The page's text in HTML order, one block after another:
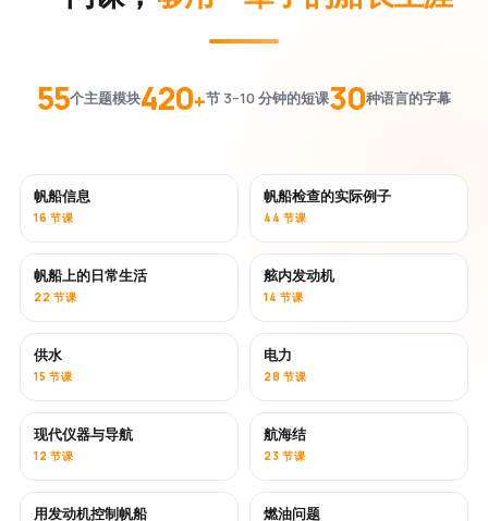
55个主题模块420+节 3–10 分钟的短课30种语言的字幕
帆船信息
16 节课
帆船检查的实际例子
44 节课
帆船上的日常生活
22 节课
舷内发动机
14 节课
供水
15 节课
电力
28 节课
现代仪器与导航
12 节课
航海结
23 节课
用发动机控制帆船 燃油问题